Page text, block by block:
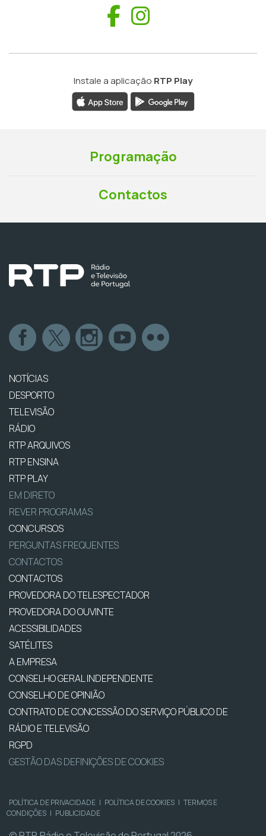
Facebook
Instale a aplicação RTP Play
Programação
Contactos
NOTÍCIAS
DESPORTO
TELEVISÃO
RÁDIO
RTP ARQUIVOS
RTP ENSINA
RTP PLAY
EM DIRETO
REVER PROGRAMAS
CONCURSOS
PERGUNTAS FREQUENTES
CONTACTOS
CONTACTOS
PROVEDORA DO TELESPECTADOR
PROVEDORA DO OUVINTE
ACESSIBILIDADES
SATÉLITES
A EMPRESA
CONSELHO GERAL INDEPENDENTE
CONSELHO DE OPINIÃO
CONTRATO DE CONCESSÃO DO SERVIÇO PÚBLICO DE
RÁDIO E TELEVISÃO
RGPD
GESTÃO DAS DEFINIÇÕES DE COOKIES
POLÍTICA DE PRIVACIDADE | POLÍTICA DE COOKIES | TERMOS E
CONDIÇÕES | PUBLICIDADE